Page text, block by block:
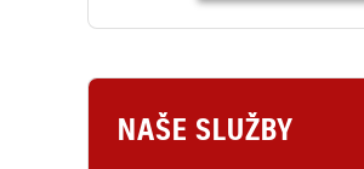
NAŠE SLUŽBY